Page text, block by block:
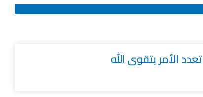
تعدد الأمر بتقوى الله